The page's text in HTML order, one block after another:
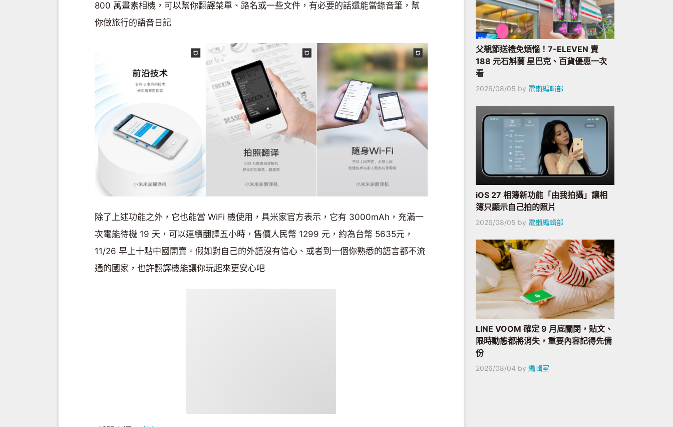
800 萬畫素相機，可以幫你翻譯菜單、路名或一些文件，有必要的話還能當錄音筆，幫
你做旅行的語音日記
除了上述功能之外，它也能當 WiFi 機使用，具米家官方表示，它有 3000mAh，充滿一
次電能待機 19 天，可以連續翻譯五小時，售價人民幣 1299 元，約為台幣 5635元，
11/26 早上十點中國開賣。假如對自己的外語沒有信心、或者到一個你熟悉的語言都不流
通的國家，也許翻譯機能讓你玩起來更安心吧
父親節送禮免煩惱！7-ELEVEN 賣
188 元石斛蘭 星巴克、百貨優惠一次
看
2026/08/05 by 電獺編輯部
iOS 27 相簿新功能「由我拍攝」讓相
簿只顯示自己拍的照片
2026/08/05 by 電獺編輯部
LINE VOOM 確定 9 月底關閉，貼文、
限時動態都將消失，重要內容記得先備
份
2026/08/04 by 編輯室